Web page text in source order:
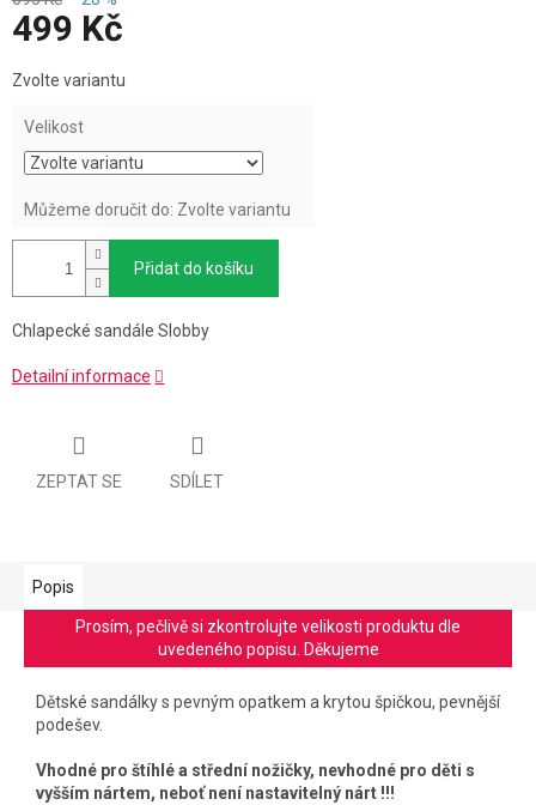
499 Kč
cena:
Zvolte variantu
Velikost
Můžeme doručit do: Zvolte variantu
Přidat do košíku
Chlapecké sandále Slobby
Detailní informace
ZEPTAT SE SDÍLET
Popis
Prosím, pečlivě si zkontrolujte velikosti produktu dle
uvedeného popisu. Děkujeme
Dětské sandálky s pevným opatkem a krytou špičkou, pevnější
podešev.
Vhodné pro štíhlé a střední nožičky, nevhodné pro děti s
vyšším nártem, neboť není nastavitelný nárt !!!